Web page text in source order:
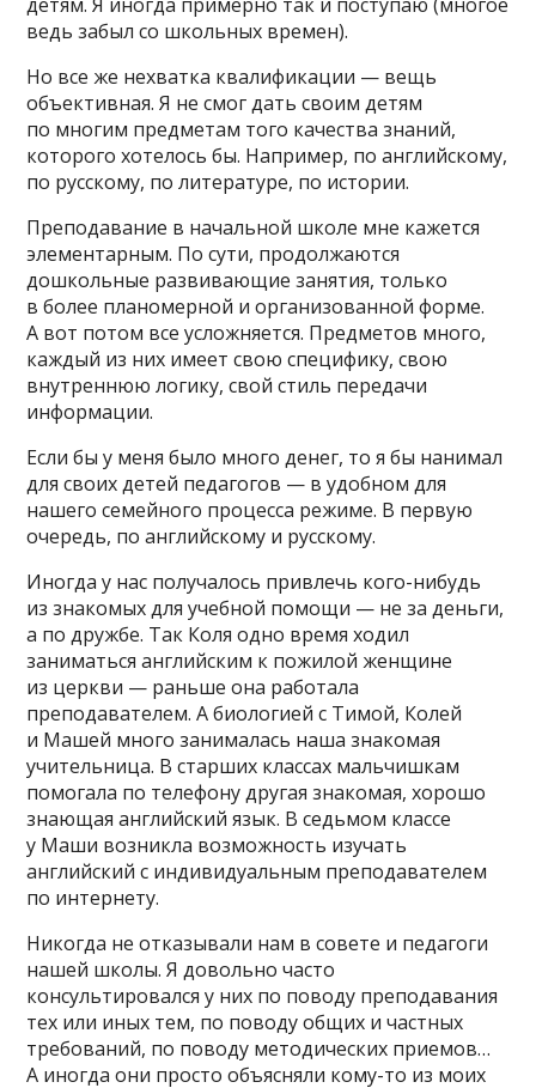
ведь забыл со школьных времен).
Но все же нехватка квалификации — вещь
объективная. Я не смог дать своим детям
по многим предметам того качества знаний,
которого хотелось бы. Например, по английскому,
по русскому, по литературе, по истории.
Преподавание в начальной школе мне кажется
элементарным. По сути, продолжаются
дошкольные развивающие занятия, только
в более планомерной и организованной форме.
А вот потом все усложняется. Предметов много,
каждый из них имеет свою специфику, свою
внутреннюю логику, свой стиль передачи
информации.
Если бы у меня было много денег, то я бы нанимал
для своих детей педагогов — в удобном для
нашего семейного процесса режиме. В первую
очередь, по английскому и русскому.
Иногда у нас получалось привлечь кого-нибудь
из знакомых для учебной помощи — не за деньги,
а по дружбе. Так Коля одно время ходил
заниматься английским к пожилой женщине
из церкви — раньше она работала
преподавателем. А биологией с Тимой, Колей
и Машей много занималась наша знакомая
учительница. В старших классах мальчишкам
помогала по телефону другая знакомая, хорошо
знающая английский язык. В седьмом классе
у Маши возникла возможность изучать
английский с индивидуальным преподавателем
по интернету.
Никогда не отказывали нам в совете и педагоги
нашей школы. Я довольно часто
консультировался у них по поводу преподавания
тех или иных тем, по поводу общих и частных
требований, по поводу методических приемов…
А иногда они просто объясняли кому-то из моих